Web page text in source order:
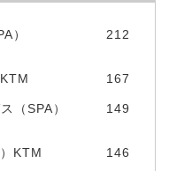
）
212
167
（SPA）
149
KTM 146